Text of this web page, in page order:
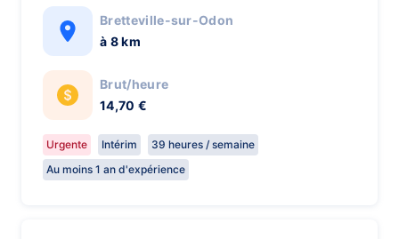
Bretteville-sur-Odon
à 8 km
Brut/heure
14,70 €
Urgente Intérim
39 heures / semaine
Au moins 1 an d'expérience